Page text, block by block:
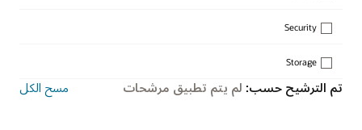
Security
Storage
تم الترشيح حسب: لم يتم تطبيق مرشحات مسح الكل